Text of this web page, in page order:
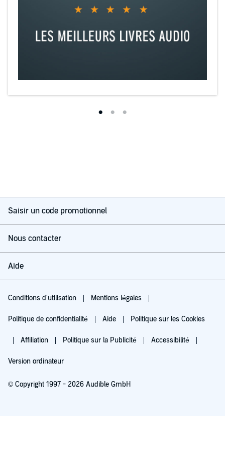
Saisir un code promotionnel
Nous contacter
Aide
Conditions d'utilisation Mentions légales
Politique de confidentialité Aide Politique sur les Cookies
Affiliation Politique sur la Publicité Accessibilité
Version ordinateur
© Copyright 1997 - 2026 Audible GmbH